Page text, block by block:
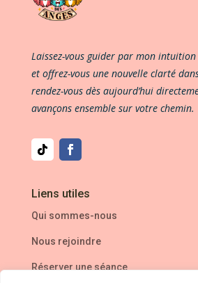
Laissez-vous guider par mon
et offrez-vous une nouvelle clarté
rendez-vous dès aujourd’hui
avançons ensemble sur votre chemin.
Liens utiles
Qui sommes-nous
Nous rejoindre
Réserver une séance